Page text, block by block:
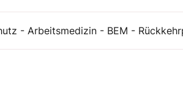
- Arbeitsmedizin - BEM -